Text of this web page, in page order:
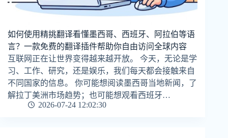
如何使用精挑翻译看懂墨西哥、西班牙、阿拉伯等语
言？一款免费的翻译插件帮助你自由访问全球内容
互联网正在让世界变得越来越开放。 今天，无论是学
习、工作、研究，还是娱乐，我们每天都会接触来自
不同国家的信息。 你可能想阅读墨西哥当地新闻，了
解拉丁美洲市场趋势；也可能想观看西班牙…
2026-07-24 12:02:30